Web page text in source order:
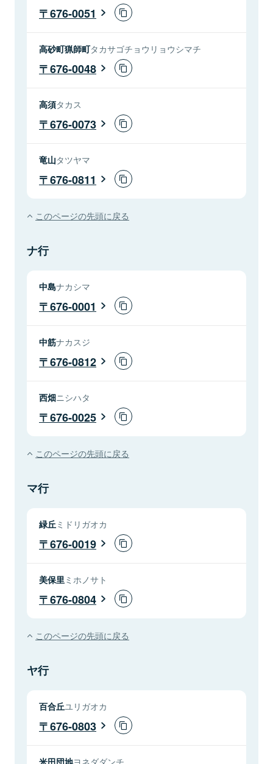
676-0051
高砂町猟師町タカサゴチョウリョウシマチ
676-0048
高須タカス
676-0073
竜山タツヤマ
676-0811
このページの先頭に戻る
ナ行
中島ナカシマ
676-0001
中筋ナカスジ
676-0812
西畑ニシハタ
676-0025
このページの先頭に戻る
マ行
緑丘 ミドリガオカ
676-0019
美保里 ミホノサト
676-0804
このページの先頭に戻る
ヤ行
百合丘ユリガオカ
676-0803
米田団地ヨネダダンチ